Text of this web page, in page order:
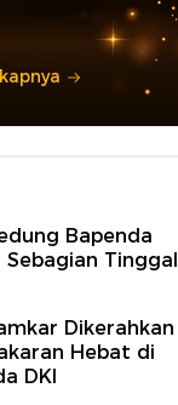
Bapenda
Sebagian Tinggal
Dikerahkan
Hebat di
DKI